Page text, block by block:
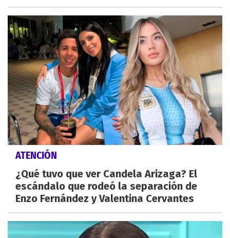
ATENCIÓN
¿Qué tuvo que ver Candela Arizaga? El
escándalo que rodeó la separación de
Enzo Fernández y Valentina Cervantes